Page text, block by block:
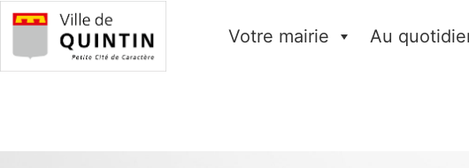
Votre mairie Au